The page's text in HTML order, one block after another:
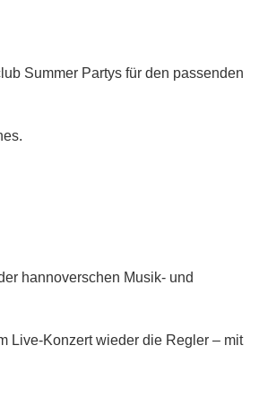
Summer Partys für den passenden
.
hannoverschen Musik- und
Live-Konzert wieder die Regler – mit